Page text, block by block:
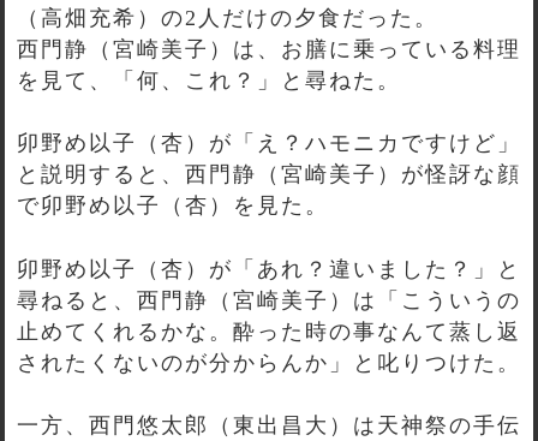
（高畑充希）の2人だけの夕食だった。
西門静（宮崎美子）は、お膳に乗っている料理
を見て、「何、これ？」と尋ねた。
卯野め以子（杏）が「え？ハモニカですけど」
と説明すると、西門静（宮崎美子）が怪訝な顔
で卯野め以子（杏）を見た。
卯野め以子（杏）が「あれ？違いました？」と
尋ねると、西門静（宮崎美子）は「こういうの
止めてくれるかな。酔った時の事なんて蒸し返
されたくないのが分からんか」と叱りつけた。
一方、西門悠太郎（東出昌大）は天神祭の手伝